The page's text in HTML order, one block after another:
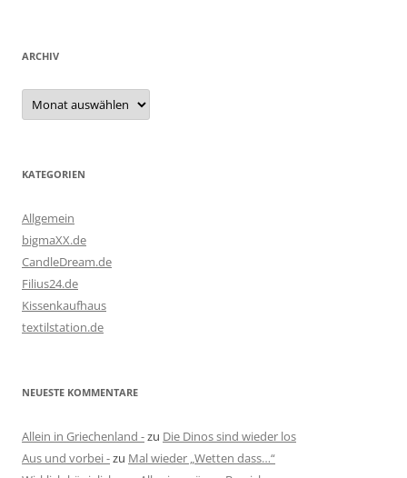
ARCHIV
Archiv
KATEGORIEN
Allgemein
bigmaXX.de
CandleDream.de
Filius24.de
Kissenkaufhaus
textilstation.de
NEUESTE KOMMENTARE
Allein in Griechenland -zu Die Dinos sind wieder los
Aus und vorbei -zu Mal wieder „Wetten dass…“